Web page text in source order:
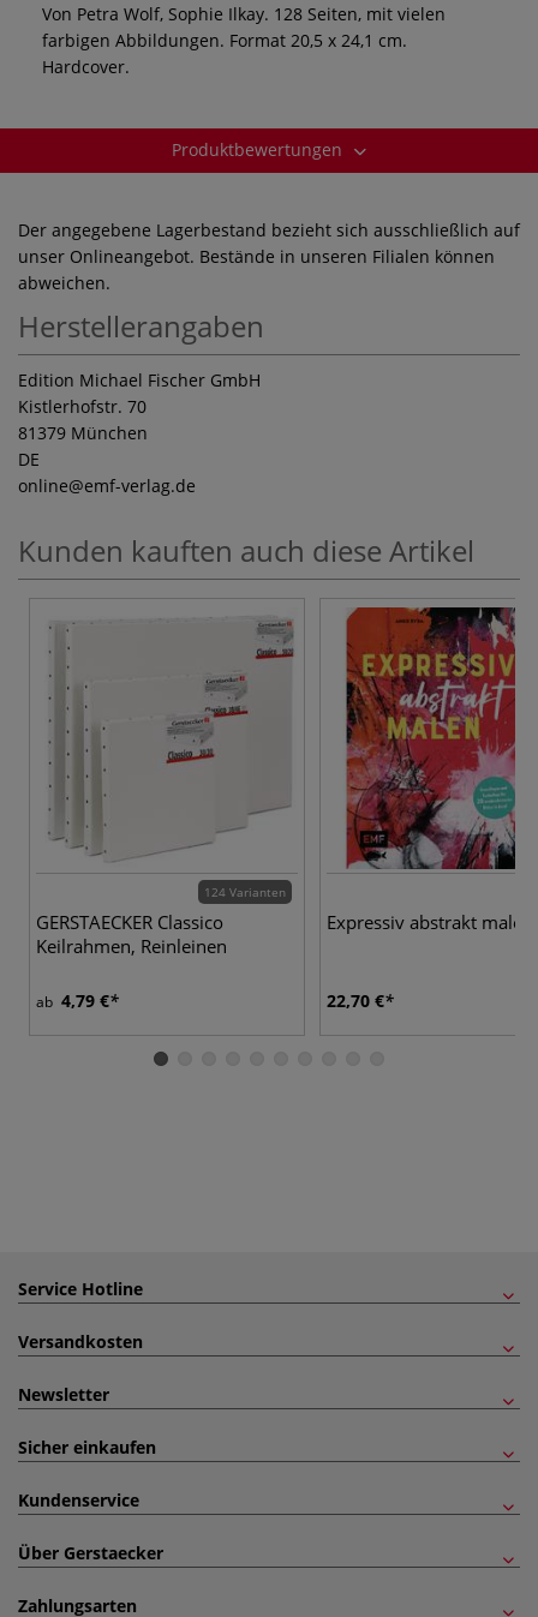
Von Petra Wolf, Sophie Ilkay. 128 Seiten, mit vielen
farbigen Abbildungen. Format 20,5 x 24,1 cm.
Hardcover.
Produktbewertungen
Der angegebene Lagerbestand bezieht sich ausschließlich auf
unser Onlineangebot. Bestände in unseren Filialen können
abweichen.
Herstellerangaben
Edition Michael Fischer GmbH
Kistlerhofstr. 70
81379 München
DE
online@emf-verlag.de
Kunden kauften auch diese Artikel
124 Varianten
GERSTAECKER Classico
Keilrahmen, Reinleinen
ab 4,79 €
Expressiv abstrakt malen
22,70 €
Service Hotline
Versandkosten
Newsletter
Sicher einkaufen
Kundenservice
Über Gerstaecker
Zahlungsarten